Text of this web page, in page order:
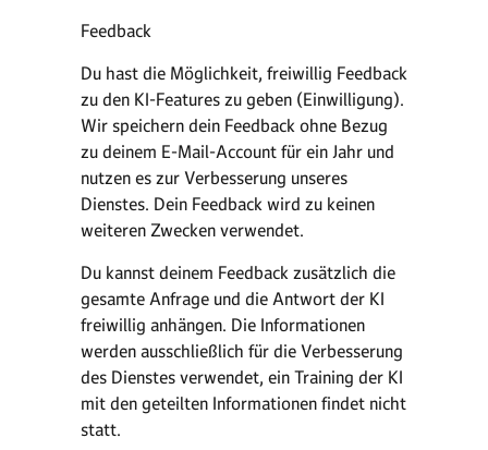
Feedback
Du hast die Möglichkeit, freiwillig Feedback
zu den KI-Features zu geben (Einwilligung).
Wir speichern dein Feedback ohne Bezug
zu deinem E-Mail-Account für ein Jahr und
nutzen es zur Verbesserung unseres
Dienstes. Dein Feedback wird zu keinen
weiteren Zwecken verwendet.
Du kannst deinem Feedback zusätzlich die
gesamte Anfrage und die Antwort der KI
freiwillig anhängen. Die Informationen
werden ausschließlich für die Verbesserung
des Dienstes verwendet, ein Training der KI
mit den geteilten Informationen findet nicht
statt.